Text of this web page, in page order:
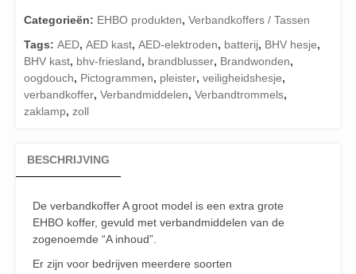
Categorieën: EHBO produkten, Verbandkoffers / Tassen
Tags: AED, AED kast, AED-elektroden, batterij, BHV hesje,
BHV kast, bhv-friesland, brandblusser, Brandwonden,
oogdouch, Pictogrammen, pleister, veiligheidshesje,
verbandkoffer, Verbandmiddelen, Verbandtrommels,
zaklamp, zoll
BESCHRIJVING
De verbandkoffer A groot model is een extra grote
EHBO koffer, gevuld met verbandmiddelen van de
zogenoemde “A inhoud”.
Er zijn voor bedrijven meerdere soorten